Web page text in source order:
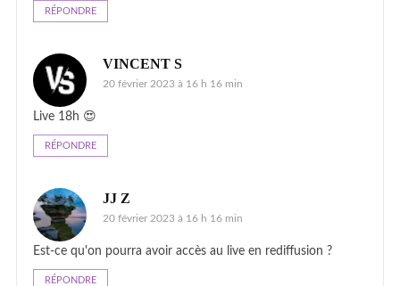
RÉPONDRE
VINCENT S
20 février 2023 à 16 h 16 min
Live 18h 😍
RÉPONDRE
JJ Z
20 février 2023 à 16 h 16 min
Est-ce qu'on pourra avoir accès au live en rediffusion ?
RÉPONDRE